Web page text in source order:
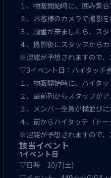
１、物販開始時に、囲み集
２、お客様のカメラで撮影
３、順番が来ましたら、ス
４、撮影後にスタッフから
※混雑が予想されますので、
▽3イベント目：ハイタッチ
１、物販開始時に、ハイタッ
２、最前列からスタッフが
３、メンバー全員が横並び
４、前からハイタッチ（ト
※混雑が予想されますので、
該当イベント
1イベント目
▽日時 10/7(土)